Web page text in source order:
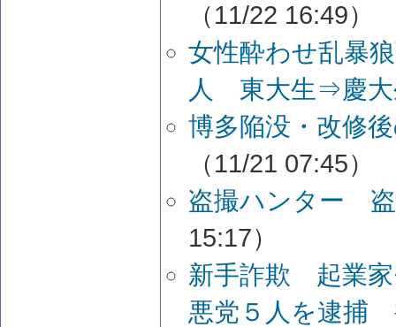
（11/22 16:49）
女性酔わせ乱暴
人 東大生⇒慶
博多陥没・改修
（11/21 07:45）
盗撮ハンター 盗
15:17）
新手詐欺 起業
悪党５人を逮捕